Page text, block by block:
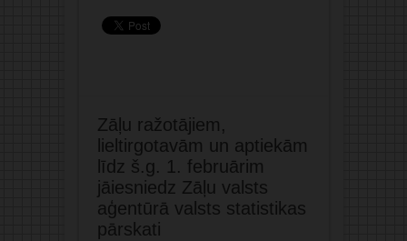
Zāļu ražotājiem,
lieltirgotavām un aptiekām
līdz š.g. 1. februārim
jāiesniedz Zāļu valsts
aģentūrā valsts statistikas
pārskati